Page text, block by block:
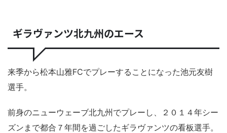
ギラヴァンツ北九州のエース
来季から松本山雅FCでプレーすることになった池元友樹
選手。
前身のニューウェーブ北九州でプレーし、２０１４年シー
ズンまで都合７年間を過ごしたギラヴァンツの看板選手。